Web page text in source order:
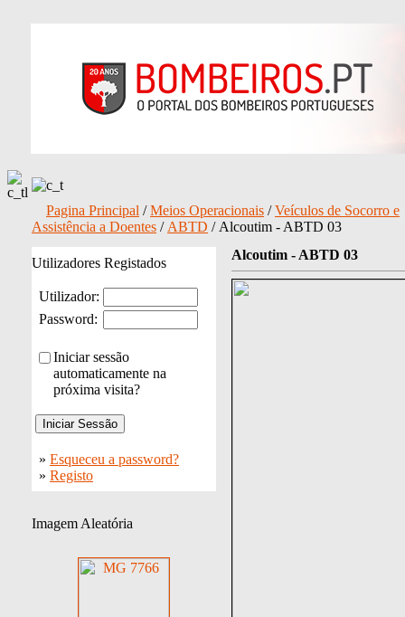
Pagina Principal /Meios Operacionais /Veículos de Socorro e
Assistência a Doentes / ABTD / Alcoutim - ABTD 03
Utilizadores Registados
Utilizador:
Password:
Iniciar sessão
automaticamente na
próxima visita?
» Esqueceu a password?
» Registo
Imagem Aleatória
Alcoutim - ABTD 03